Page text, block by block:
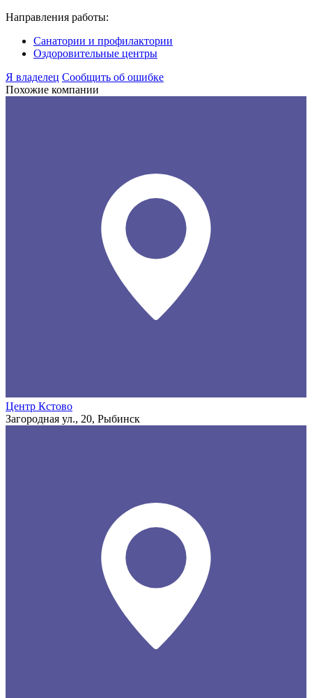
Направления работы:
Санатории и профилактории
Оздоровительные центры
Я владелец Сообщить об ошибке
Похожие компании
Центр Кстово
Загородная ул., 20, Рыбинск